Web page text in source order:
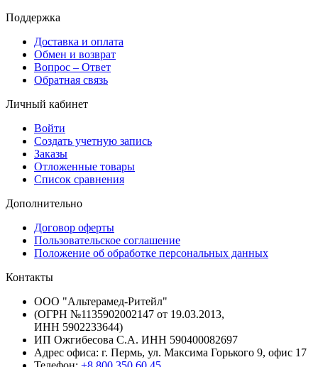
Поддержка
Доставка и оплата
Обмен и возврат
Вопрос – Ответ
Обратная связь
Личный кабинет
Войти
Создать учетную запись
Заказы
Отложенные товары
Список сравнения
Дополнительно
Договор оферты
Пользовательское соглашение
Положение об обработке персональных данных
Контакты
ООО "Альтерамед-Ритейл"
(ОГРН №1135902002147 от 19.03.2013,
ИНН 5902233644)
ИП Ожгибесова С.А. ИНН 590400082697
Адрес офиса: г. Пермь, ул. Максима Горького 9, офис 17